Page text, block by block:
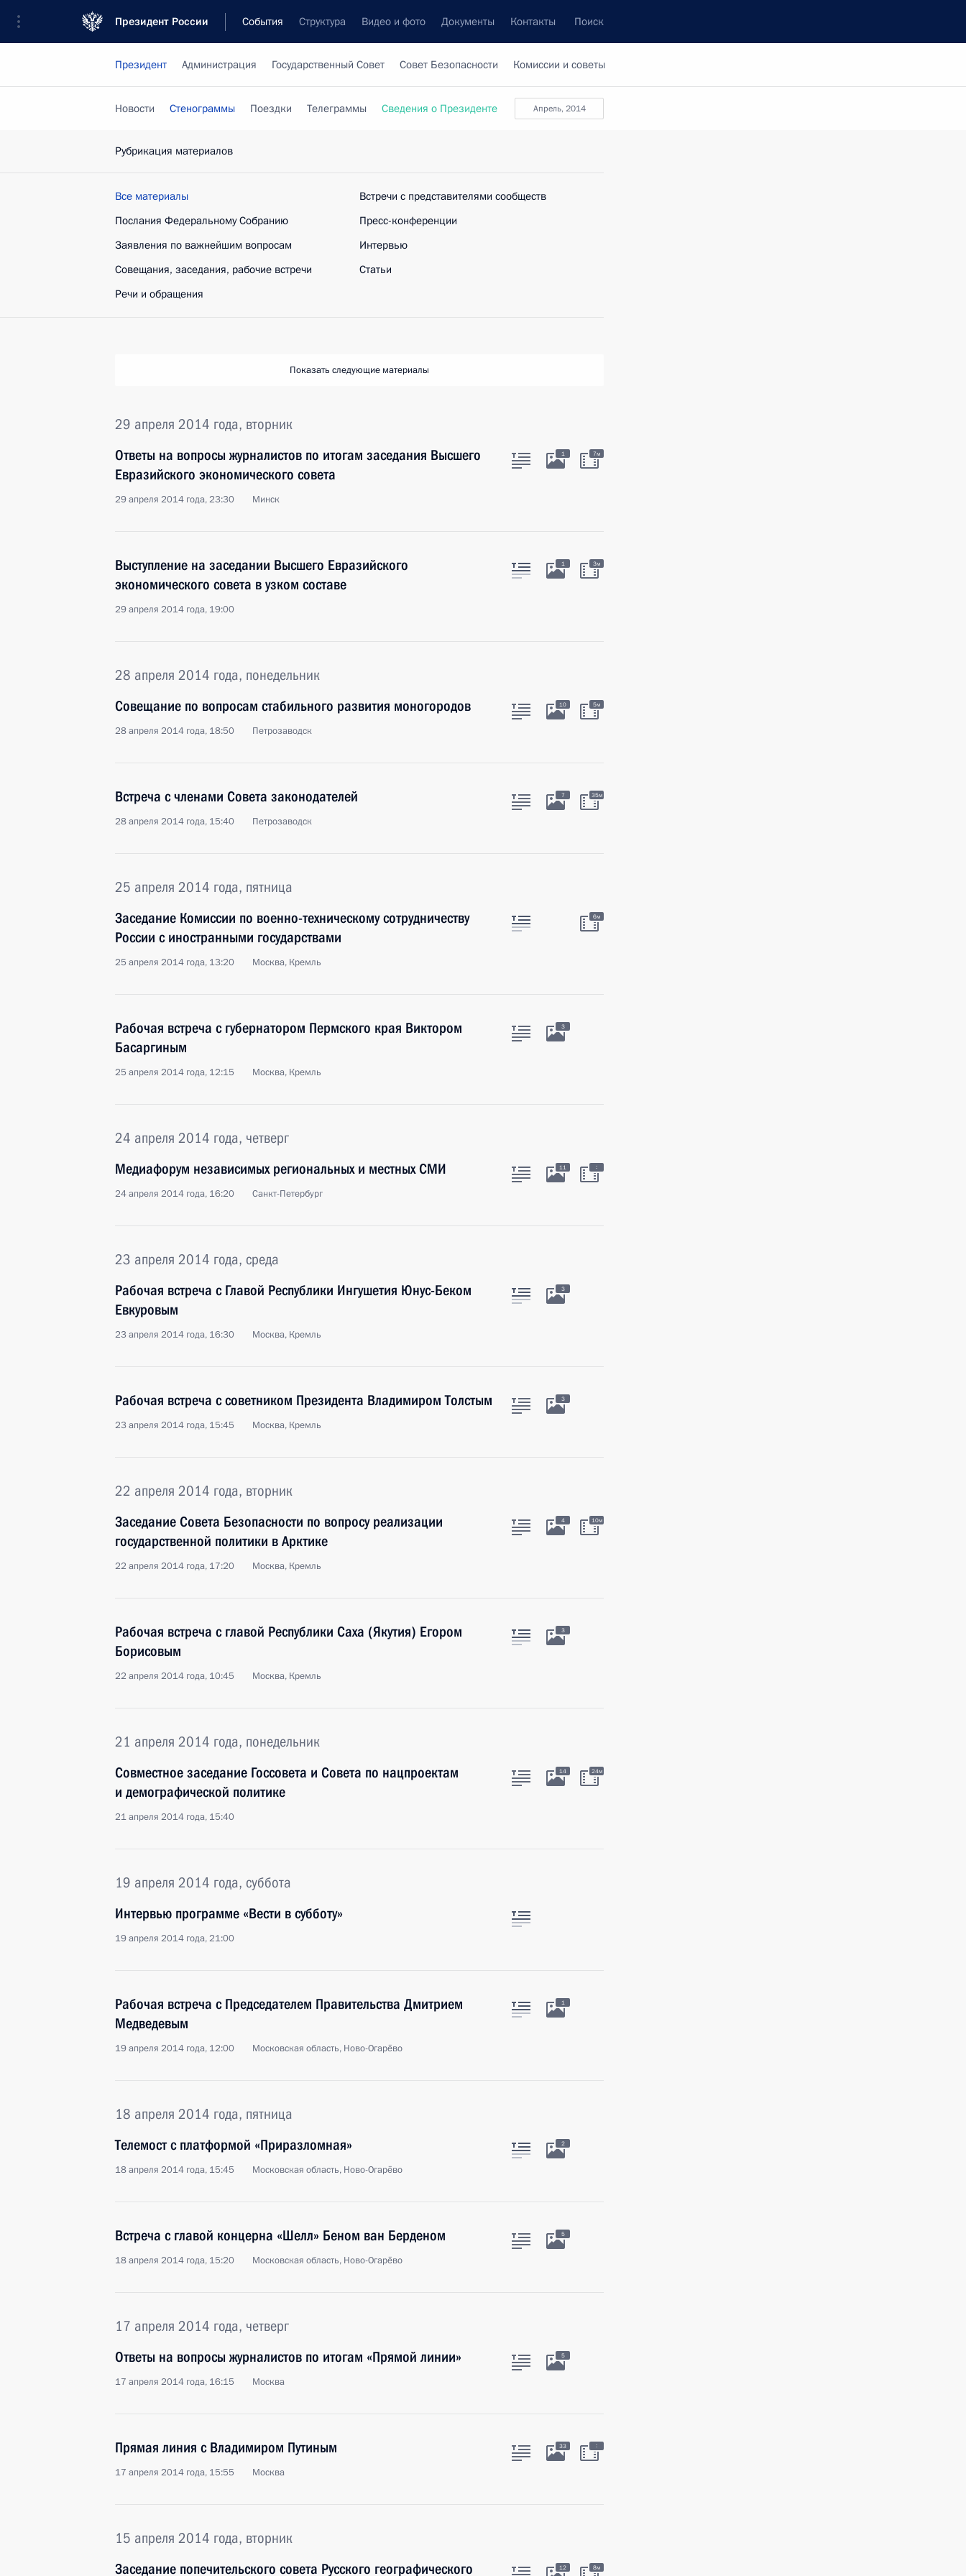
Президент России События Структура Видео и фото Документы Контакты Поиск
Президент Администрация Государственный Совет Совет Безопасности Комиссии и советы
апрель, 2014
Новости Стенограммы Поездки Телеграммы Сведения о Президенте
Рубрикация материалов
Все материалы
Послания Федеральному Собранию
Заявления по важнейшим вопросам
Совещания, заседания, рабочие встречи
Речи и обращения
Встречи с представителями сообществ
Пресс-конференции
Интервью
Статьи
Показать следующие материалы
29 апреля 2014 года, вторник
Ответы на вопросы журналистов по итогам заседания Высшего
Евразийского экономического совета
29 апреля 2014 года, 23:30 Минск
1 7м
Выступление на заседании Высшего Евразийского
экономического совета в узком составе
29 апреля 2014 года, 19:00
1 3м
28 апреля 2014 года, понедельник
Совещание по вопросам стабильного развития моногородов
28 апреля 2014 года, 18:50 Петрозаводск
10 5м
Встреча с членами Совета законодателей
28 апреля 2014 года, 15:40 Петрозаводск
7 35м
25 апреля 2014 года, пятница
Заседание Комиссии по военно-техническому сотрудничеству
России с иностранными государствами
25 апреля 2014 года, 13:20 Москва, Кремль
6м
Рабочая встреча с губернатором Пермского края Виктором
Басаргиным
25 апреля 2014 года, 12:15 Москва, Кремль
3
24 апреля 2014 года, четверг
Медиафорум независимых региональных и местных СМИ
24 апреля 2014 года, 16:20 Санкт-Петербург
11 :
23 апреля 2014 года, среда
Рабочая встреча с Главой Республики Ингушетия Юнус-Беком
Евкуровым
23 апреля 2014 года, 16:30 Москва, Кремль
3
Рабочая встреча с советником Президента Владимиром Толстым
23 апреля 2014 года, 15:45 Москва, Кремль
3
22 апреля 2014 года, вторник
Заседание Совета Безопасности по вопросу реализации
государственной политики в Арктике
22 апреля 2014 года, 17:20 Москва, Кремль
4 10м
Рабочая встреча с главой Республики Саха (Якутия) Егором
Борисовым
22 апреля 2014 года, 10:45 Москва, Кремль
3
21 апреля 2014 года, понедельник
Совместное заседание Госсовета и Совета по нацпроектам
и демографической политике
21 апреля 2014 года, 15:40
14 24м
19 апреля 2014 года, суббота
Интервью программе «Вести в субботу»
19 апреля 2014 года, 21:00
Рабочая встреча с Председателем Правительства Дмитрием
Медведевым
19 апреля 2014 года, 12:00 Московская область, Ново-Огарёво
1
18 апреля 2014 года, пятница
Телемост с платформой «Приразломная»
18 апреля 2014 года, 15:45 Московская область, Ново-Огарёво
2
Встреча с главой концерна «Шелл» Беном ван Берденом
18 апреля 2014 года, 15:20 Московская область, Ново-Огарёво
5
17 апреля 2014 года, четверг
Ответы на вопросы журналистов по итогам «Прямой линии»
17 апреля 2014 года, 16:15 Москва
5
Прямая линия с Владимиром Путиным
17 апреля 2014 года, 15:55 Москва
33 :
15 апреля 2014 года, вторник
Заседание попечительского совета Русского географического
12 8м